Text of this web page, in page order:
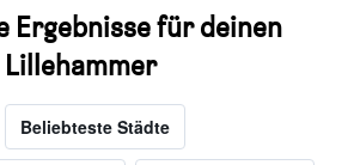
Ergebnisse für deinen
Beliebteste Städte